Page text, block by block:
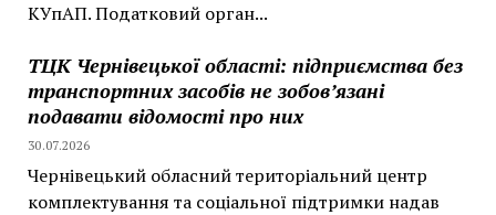
КУпАП. Податковий орган...
ТЦК Чернівецької області: підприємства без
транспортних засобів не зобов’язані
подавати відомості про них
30.07.2026
Чернівецький обласний територіальний центр
комплектування та соціальної підтримки надав